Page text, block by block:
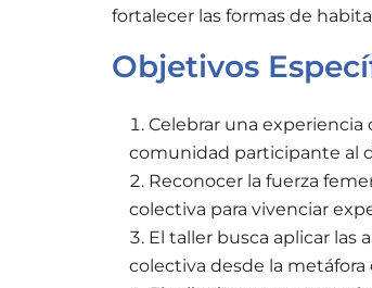
fortalecer las formas de
Objetivos
Celebrar una
comunidad participante al
Reconocer la fuerza
colectiva para vivenciar
El taller busca aplicar las
colectiva desde la metáfora